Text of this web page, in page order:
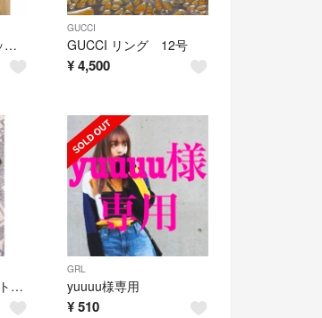
GAP モダンストレッチトゥルースキニー
GUCCI
GUCCI リング 12号
¥4,500
SK-Ⅱ フェイシャルトリートメントエッセンス 75ml
GRL
yuuuu様専用
¥510